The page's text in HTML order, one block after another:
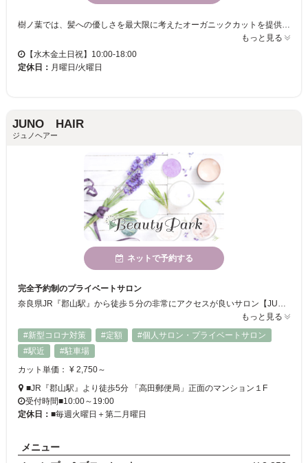
樹ノ葉では、髪への優しさを最大限に考えたオーガニックカットを提供しています。特に、プロポリスと漢方薬の麦飯石を活用し、薬剤の自然な効果を高めていることが特徴です。ナチュラルハーブヘナによるヘアカラーは、刺激の少ない施術を求める方にぴったりです。心身が休まる雰囲気の中で、広々とした空間があなたを包み込みます。親しみやすいスタッフによるマンツーマンの丁寧な対応で、あなただけのスタイルを叶えます。エレガントな女性や落ち着いた魅力のある方に人気です。樹ノ葉で、自分らしい美しさを見つけませんか？
もっと見る
【水木金土日祝】10:00-18:00
定休日： 月曜日/火曜日
JUNO HAIR
ジュノヘアー
ネットで予約する
完全予約制のプライベートサロン
奈良県JR『郡山駅』から徒歩５分の非常にアクセスが良いサロン【JUNO HAIR】 新型コロナウイルス対策も万全のプライベートサロンです
もっと見る
#新型コロナ対策
#定額
#個人サロン・プライベートサロン
#駅近
#駐車場
カット単価： ¥ 2,750～
■JR『郡山駅』より徒歩5分 「高田郵便局」正面のマンション１F
受付時間■10:00～19:00
定休日： ■毎週火曜日＋第二月曜日
メニュー